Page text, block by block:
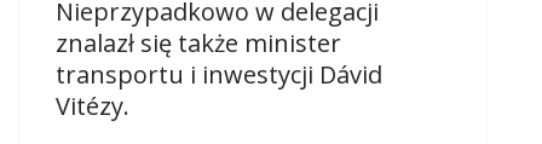
Nieprzypadkowo w delegacji
znalazł się także minister
transportu i inwestycji Dávid
Vitézy.